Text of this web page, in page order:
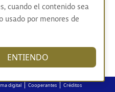
digital|Cooperantes|Créditos
cuando el contenido sea
usado por menores de
ENTIENDO